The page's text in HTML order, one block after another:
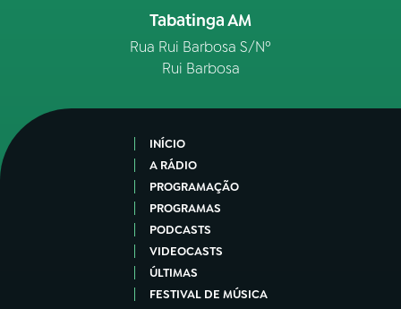
Tabatinga AM
Rua Rui Barbosa S/Nº
Rui Barbosa
INÍCIO
A RÁDIO
PROGRAMAÇÃO
PROGRAMAS
PODCASTS
VIDEOCASTS
ÚLTIMAS
FESTIVAL DE MÚSICA